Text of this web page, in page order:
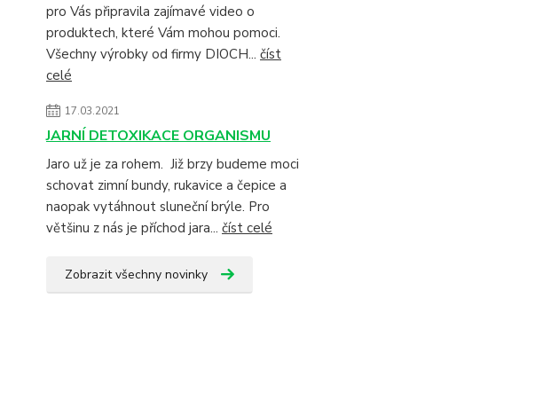
pro Vás připravila zajímavé video o
produktech, které Vám mohou pomoci.
Všechny výrobky od firmy DIOCH... číst
celé
17.03.2021
JARNÍ DETOXIKACE ORGANISMU
Jaro už je za rohem. Již brzy budeme moci
schovat zimní bundy, rukavice a čepice a
naopak vytáhnout sluneční brýle. Pro
většinu z nás je příchod jara... číst celé
Zobrazit všechny novinky